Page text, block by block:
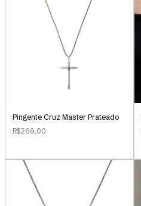
Pingente Cruz Master Prateado
R$269,00